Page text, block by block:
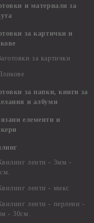
и материали за
за картички и
за картички
за папки, книги за
и албуми
елементи и
ленти - 3мм -
ленти - микс
ленти - перлени -
- 30см.